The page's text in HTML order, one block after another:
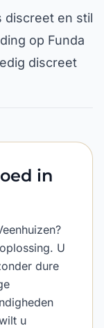
discreet en stil
op Funda
discreet
in
U
dure
u